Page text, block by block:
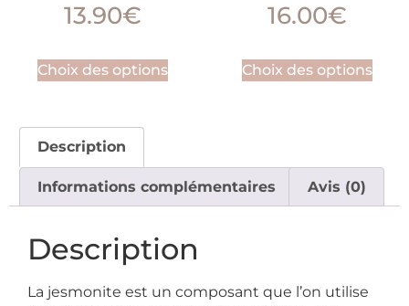
13.90€
Choix des options
16.00€
Choix des options
Description
Informations complémentaires Avis (0)
Description
La jesmonite est un composant que l’on utilise